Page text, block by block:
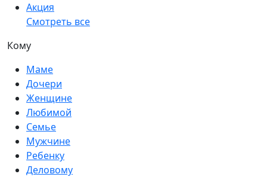
Акция
Смотреть все
Кому
Маме
Дочери
Женщине
Любимой
Семье
Мужчине
Ребенку
Деловому